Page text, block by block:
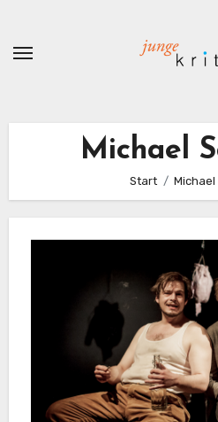
springen
Michael
Start